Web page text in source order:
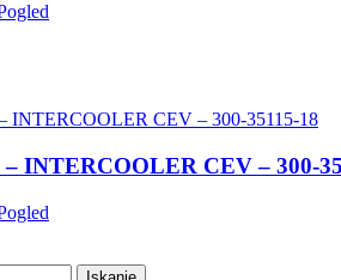
INTERCOOLER CEV – 300-